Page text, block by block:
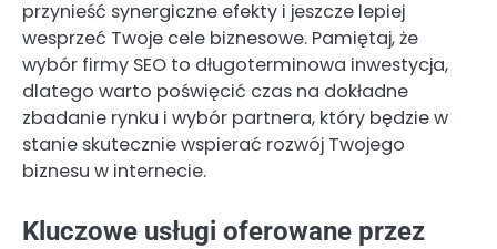
przynieść synergiczne efekty i jeszcze lepiej
wesprzeć Twoje cele biznesowe. Pamiętaj, że
wybór firmy SEO to długoterminowa inwestycja,
dlatego warto poświęcić czas na dokładne
zbadanie rynku i wybór partnera, który będzie w
stanie skutecznie wspierać rozwój Twojego
biznesu w internecie.
Kluczowe usługi oferowane przez